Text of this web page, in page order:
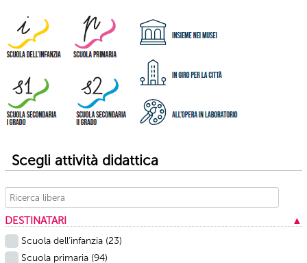
Scegli attività didattica
DESTINATARI ▲
Scuola dell’infanzia (23)
Scuola primaria (94)